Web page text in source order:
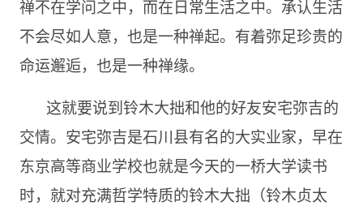
禅不在学问之中，而在日常生活之中。承认生活
不会尽如人意，也是一种禅起。有着弥足珍贵的
命运邂逅，也是一种禅缘。
这就要说到铃木大拙和他的好友安宅弥吉的
交情。安宅弥吉是石川县有名的大实业家，早在
东京高等商业学校也就是今天的一桥大学读书
时，就对充满哲学特质的铃木大拙（铃木贞太